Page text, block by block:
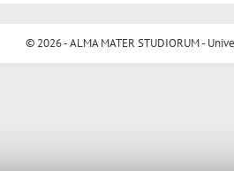
© 2026 - ALMA MATER STUDIORUM -